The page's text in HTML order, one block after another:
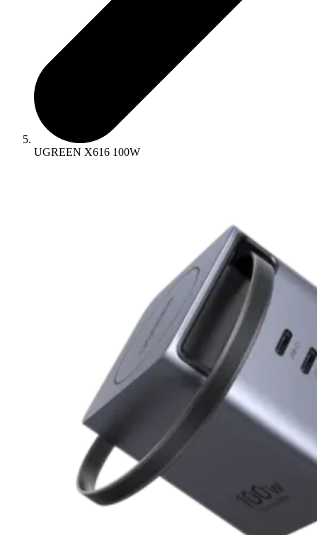
UGREEN X616 100W